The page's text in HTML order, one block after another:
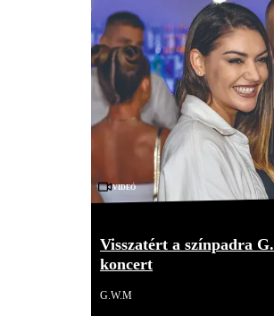
Videó
Visszatért a színpadra
koncert
G.W.M